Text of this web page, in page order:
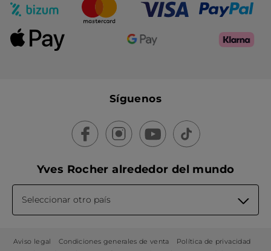
Síguenos
Yves Rocher alrededor del mundo
Seleccionar otro país
Aviso legal Condiciones generales de venta
Política de privacidad